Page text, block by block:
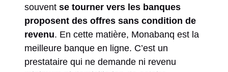
souvent se tourner vers les banques
proposent des offres sans condition de
revenu. En cette matière, Monabanq est la
meilleure banque en ligne. C’est un
prestataire qui ne demande ni revenu